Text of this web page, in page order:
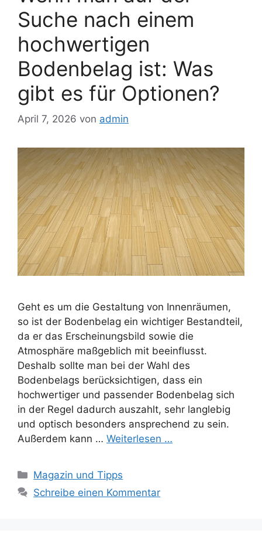
Suche nach einem
hochwertigen
Bodenbelag ist: Was
gibt es für Optionen?
April 7, 2026 von admin
Geht es um die Gestaltung von Innenräumen,
so ist der Bodenbelag ein wichtiger Bestandteil,
da er das Erscheinungsbild sowie die
Atmosphäre maßgeblich mit beeinflusst.
Deshalb sollte man bei der Wahl des
Bodenbelags berücksichtigen, dass ein
hochwertiger und passender Bodenbelag sich
in der Regel dadurch auszahlt, sehr langlebig
und optisch besonders ansprechend zu sein.
Außerdem kann … Weiterlesen …
Kategorien
Magazin und Tipps
Schreibe einen Kommentar